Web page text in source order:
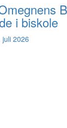
i biskole
juli 2026